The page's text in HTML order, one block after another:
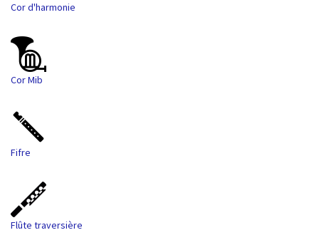
Cor d'harmonie
Cor Mib
Fifre
Flûte traversière